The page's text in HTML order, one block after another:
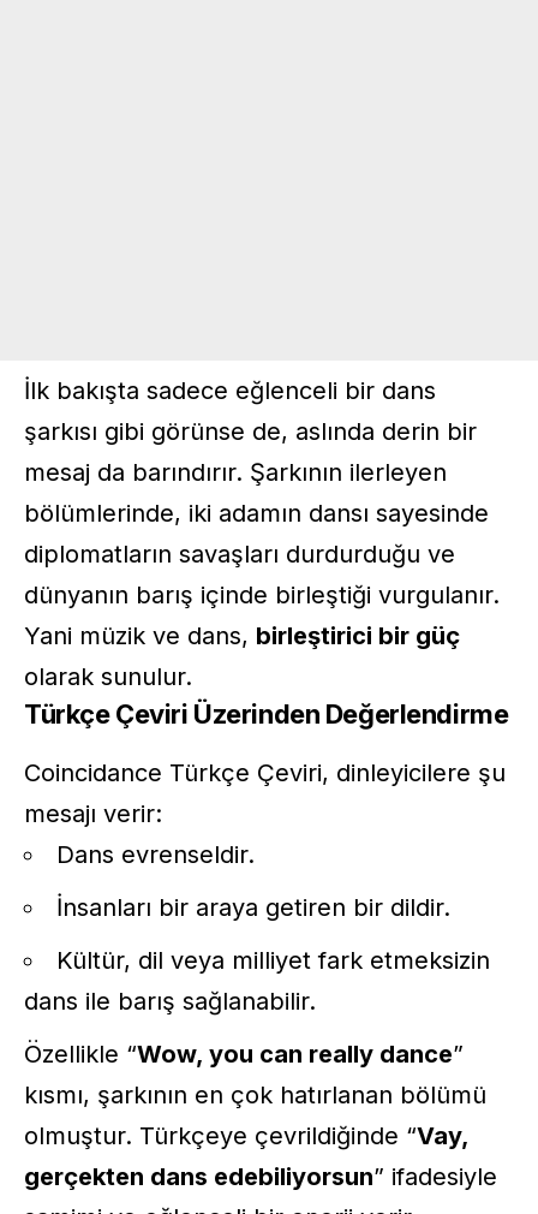
İlk bakışta sadece eğlenceli bir dans
şarkısı gibi görünse de, aslında derin bir
mesaj da barındırır. Şarkının ilerleyen
bölümlerinde, iki adamın dansı sayesinde
diplomatların savaşları durdurduğu ve
dünyanın barış içinde birleştiği vurgulanır.
Yani müzik ve dans, birleştirici bir güç
olarak sunulur.
Türkçe Çeviri Üzerinden Değerlendirme
Coincidance Türkçe Çeviri, dinleyicilere şu
mesajı verir:
Dans evrenseldir.
İnsanları bir araya getiren bir dildir.
Kültür, dil veya milliyet fark etmeksizin
dans ile barış sağlanabilir.
Özellikle “Wow, you can really dance”
kısmı, şarkının en çok hatırlanan bölümü
olmuştur. Türkçeye çevrildiğinde “Vay,
gerçekten dans edebiliyorsun” ifadesiyle